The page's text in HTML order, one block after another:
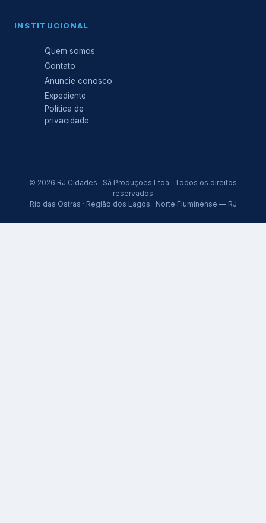
INSTITUCIONAL
Quem somos
Contato
Anuncie conosco
Expediente
Política de
privacidade
© 2026 RJ Cidades · Sá Produções Ltda · Todos os direitos
reservados
Rio das Ostras · Região dos Lagos · Norte Fluminense — RJ